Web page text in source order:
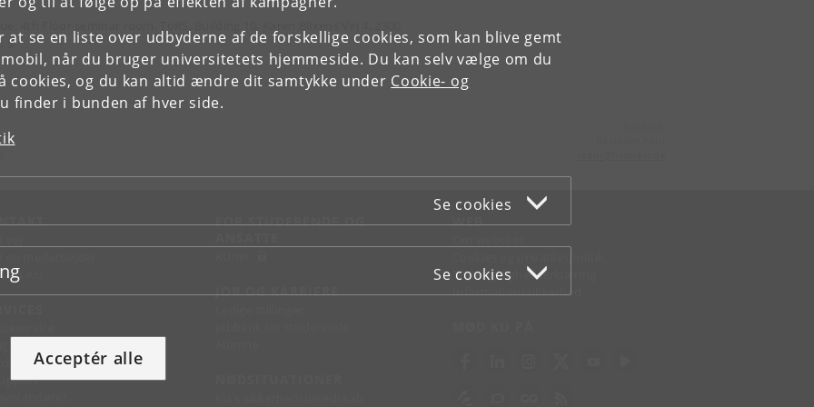
at se en liste over udbyderne af de forskellige cookies, som kan blive gemt
når du bruger universitetets hjemmeside. Du kan selv vælge om du
cookies, og du kan altid ændre dit samtykke under Cookie- og
finder i bunden af hver side.
Se cookies
Se cookies
Acceptér alle
S
KU
FOR STUDERENDE OG
JOB OG KARRIERE
WEB
Tilgængelighedserklæring
Informationssikkerhed